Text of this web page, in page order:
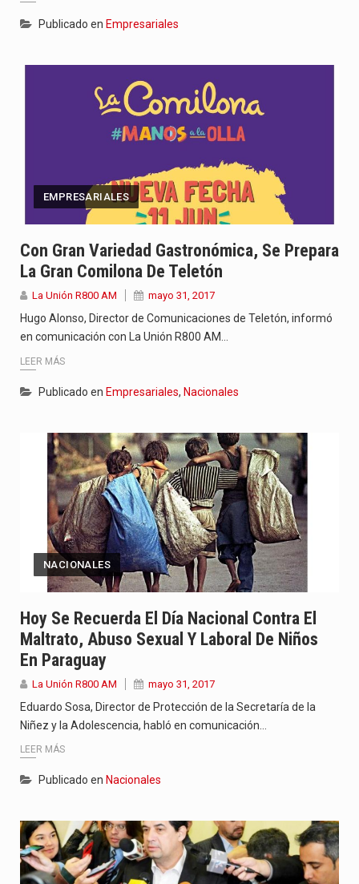
Publicado en Empresariales
EMPRESARIALES
Con Gran Variedad Gastronómica, Se Prepara
La Gran Comilona De Teletón
La Unión R800 AM mayo 31, 2017
Hugo Alonso, Director de Comunicaciones de Teletón, informó
en comunicación con La Unión R800 AM…
LEER MÁS
Publicado en Empresariales, Nacionales
NACIONALES
Hoy Se Recuerda El Día Nacional Contra El
Maltrato, Abuso Sexual Y Laboral De Niños
En Paraguay
La Unión R800 AM mayo 31, 2017
Eduardo Sosa, Director de Protección de la Secretaría de la
Niñez y la Adolescencia, habló en comunicación…
LEER MÁS
Publicado en Nacionales